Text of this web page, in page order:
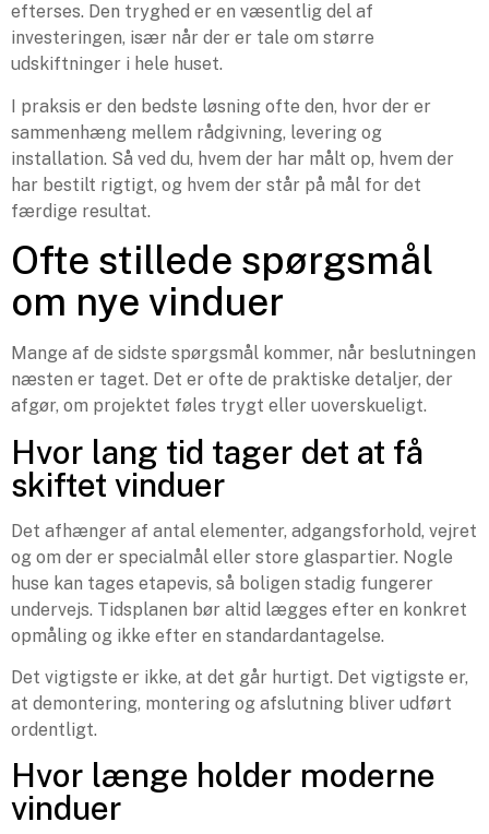
efterses. Den tryghed er en væsentlig del af
investeringen, især når der er tale om større
udskiftninger i hele huset.
I praksis er den bedste løsning ofte den, hvor der er
sammenhæng mellem rådgivning, levering og
installation. Så ved du, hvem der har målt op, hvem der
har bestilt rigtigt, og hvem der står på mål for det
færdige resultat.
Ofte stillede spørgsmål
om nye vinduer
Mange af de sidste spørgsmål kommer, når beslutningen
næsten er taget. Det er ofte de praktiske detaljer, der
afgør, om projektet føles trygt eller uoverskueligt.
Hvor lang tid tager det at få
skiftet vinduer
Det afhænger af antal elementer, adgangsforhold, vejret
og om der er specialmål eller store glaspartier. Nogle
huse kan tages etapevis, så boligen stadig fungerer
undervejs. Tidsplanen bør altid lægges efter en konkret
opmåling og ikke efter en standardantagelse.
Det vigtigste er ikke, at det går hurtigt. Det vigtigste er,
at demontering, montering og afslutning bliver udført
ordentligt.
Hvor længe holder moderne
vinduer